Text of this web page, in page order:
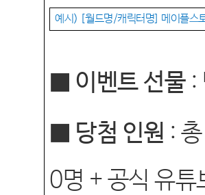
예시 ) [월드명/캐릭터명] 메이플스
■ 이벤트 선물 :
■ 당첨 인원 :총
0명 + 공식 유튜